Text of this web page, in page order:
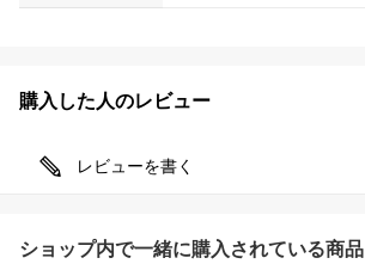
購入した人のレビュー
レビューを書く
ショップ内で一緒に購入されている商品